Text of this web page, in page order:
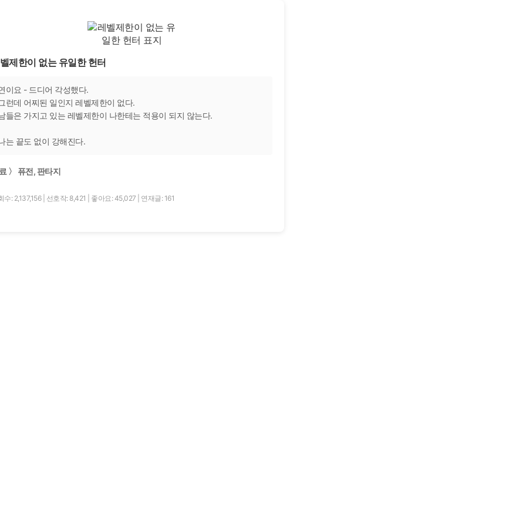
제한이 없는 유일한 헌터
이요 - 드디어 각성했다.
런데 어찌된 일인지 레벨제한이 없다.
들은 가지고 있는 레벨제한이 나한테는 적용이 되지 않는다.
는 끝도 없이 강해진다.
〉 퓨전, 판타지
수: 2,137,156 선호작: 8,421 좋아요: 45,027 연재글: 161